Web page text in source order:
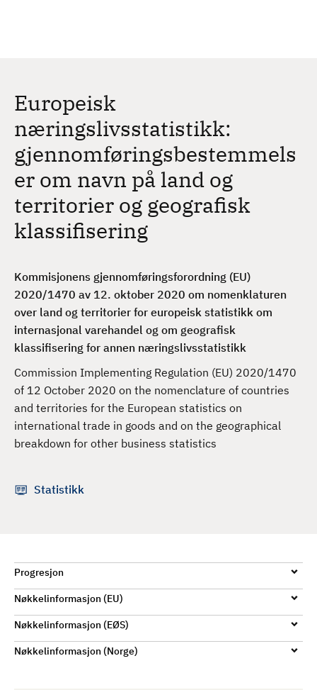
Europeisk
næringslivsstatistikk:
gjennomføringsbestemmels
er om navn på land og
territorier og geografisk
klassifisering
Kommisjonens gjennomføringsforordning (EU)
2020/1470 av 12. oktober 2020 om nomenklaturen
over land og territorier for europeisk statistikk om
internasjonal varehandel og om geografisk
klassifisering for annen næringslivsstatistikk
Commission Implementing Regulation (EU) 2020/1470
of 12 October 2020 on the nomenclature of countries
and territories for the European statistics on
international trade in goods and on the geographical
breakdown for other business statistics
Statistikk
Progresjon
Nøkkelinformasjon (EU)
Nøkkelinformasjon (EØS)
Nøkkelinformasjon (Norge)